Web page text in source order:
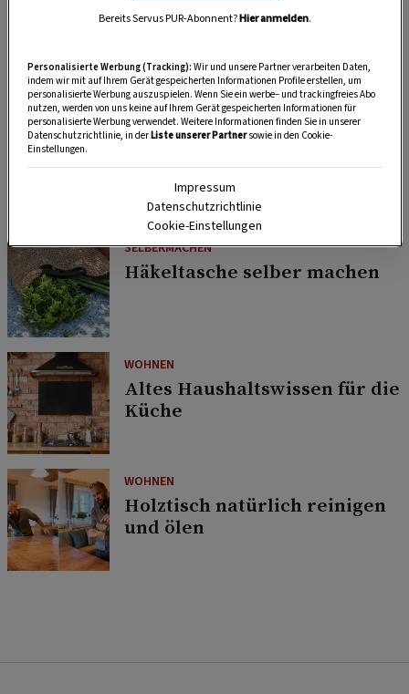
SELBERMACHEN
Häkeltasche selber machen
WOHNEN
Altes Haushaltswissen für die
Küche
WOHNEN
Holztisch natürlich reinigen
und ölen
SELBERMACHEN
Duftende Dekoideen für alle Sinne – mit
Bereits Servus PUR-Abonnent?Hier anmelden.
Personalisierte Werbung (Tracking): Wir und unsere Partner verarbeiten Daten,
indem wir mit auf Ihrem Gerät gespeicherten Informationen Profile erstellen, um
personalisierte Werbung auszuspielen. Wenn Sie ein werbe– und trackingfreies Abo
nutzen, werden von uns keine auf Ihrem Gerät gespeicherten Informationen für
personalisierte Werbung verwendet. Weitere Informationen finden Sie in unserer
Datenschutzrichtlinie, in derListe unserer Partnersowie in den Cookie-
Einstellungen.
Impressum
Datenschutzrichtlinie
Cookie-Einstellungen